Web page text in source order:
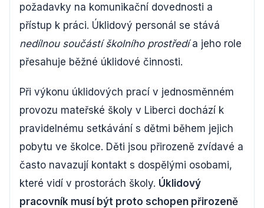
požadavky na komunikační dovednosti a
přístup k práci. Úklidový personál se stává
nedílnou součástí školního prostředía jeho role
přesahuje běžné úklidové činnosti.
Při výkonu úklidových prací v jednosměnném
provozu mateřské školy v Liberci dochází k
pravidelnému setkávání s dětmi během jejich
pobytu ve školce. Děti jsou přirozeně zvídavé a
často navazují kontakt s dospělými osobami,
které vidí v prostorách školy. Úklidový
pracovník musí být proto schopen přirozeně